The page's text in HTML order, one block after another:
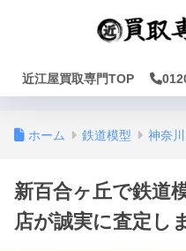
近江屋買取専門TOP
ホーム 鉄道模型 神奈
新百合ヶ丘で鉄道
店が誠実に査定し